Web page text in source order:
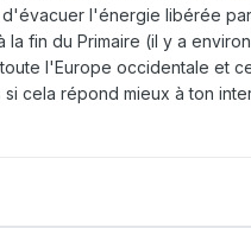
l'énergie libérée
la fin du Primaire (il y a
l'Europe occidentale et
si cela répond mieux à ton